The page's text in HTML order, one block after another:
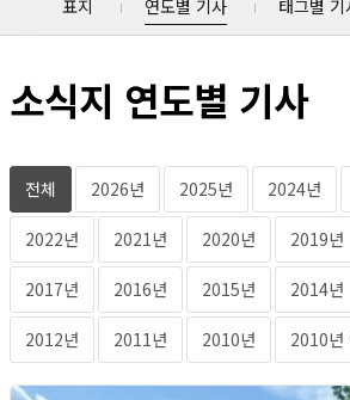
표지 연도별 기사 태그별 기
소식지 연도별 기사
전체 2026년 2025년 2024년
2022년 2021년 2020년 2019년
2017년 2016년 2015년 2014년
2012년 2011년 2010년 2010년